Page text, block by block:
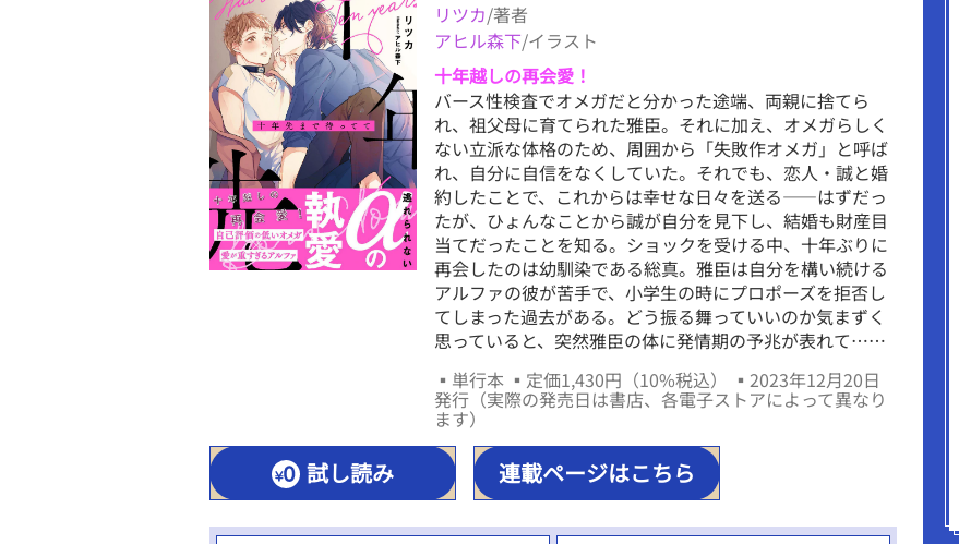
リツカ/著者
アヒル森下/イラスト
十年越しの再会愛！
バース性検査でオメガだと分かった途端、両親に捨てら
れ、祖父母に育てられた雅臣。それに加え、オメガらしく
ない立派な体格のため、周囲から「失敗作オメガ」と呼ば
れ、自分に自信をなくしていた。それでも、恋人・誠と婚
約したことで、これからは幸せな日々を送る――はずだっ
たが、ひょんなことから誠が自分を見下し、結婚も財産目
当てだったことを知る。ショックを受ける中、十年ぶりに
再会したのは幼馴染である総真。雅臣は自分を構い続ける
アルファの彼が苦手で、小学生の時にプロポーズを拒否し
てしまった過去がある。どう振る舞っていいのか気まずく
思っていると、突然雅臣の体に発情期の予兆が表れて……
▪単行本 ▪定価1,430円（10%税込） ▪2023年12月20日
発行（実際の発売日は書店、各電子ストアによって異なり
ます）
試し読み 連載ページはこちら